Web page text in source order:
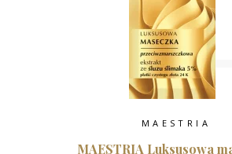
MAESTRIA
MAESTRIA Luksusowa